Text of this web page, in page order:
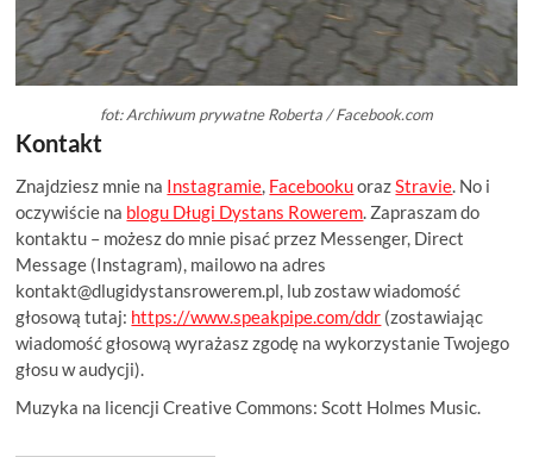
fot: Archiwum prywatne Roberta / Facebook.com
Kontakt
Znajdziesz mnie na Instagramie, FacebookuorazStravie. No i
oczywiście na blogu Długi Dystans Rowerem. Zapraszam do
kontaktu – możesz do mnie pisać przez Messenger, Direct
Message (Instagram), mailowo na adres
kontakt@dlugidystansrowerem.pl, lub zostaw wiadomość
głosową tutaj: https://www.speakpipe.com/ddr (zostawiając
wiadomość głosową wyrażasz zgodę na wykorzystanie Twojego
głosu w audycji).
Muzyka na licencji Creative Commons: Scott Holmes Music.